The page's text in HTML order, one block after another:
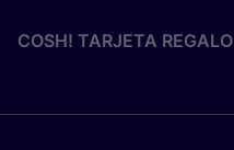
COSH! TARJETA REGALO